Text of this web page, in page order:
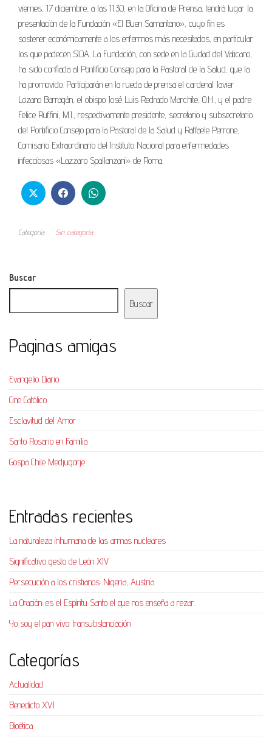
viernes, 17 diciembre, a las 11.30, en la Oficina de Prensa, tendrá lugar la
presentación de la Fundación «El Buen Samaritano», cuyo fin es
sostener económicamente a los enfermos más necesitados, en particular
los que padecen SIDA. La Fundación, con sede en la Ciudad del Vaticano,
ha sido confiada al Pontificio Consejo para la Pastoral de la Salud, que la
ha promovido. Participarán en la rueda de prensa el cardenal Javier
Lozano Barragán, el obispo José Luis Redrado Marchite, O.H., y el padre
Felice Ruffini, M.I., respectivamente presidente, secretario y subsecretario
del Pontificio Consejo para la Pastoral de la Salud y Raffaele Perrone,
Comisario Extraordinario del Instituto Nacional para enfermedades
infecciosas «Lazzaro Spallanzani» de Roma.
Categoría Sin categoría
Buscar
Buscar
Paginas amigas
Evangelio Diario
Cine Católico
Esclavitud del Amor
Santo Rosario en Familia
Gospa Chile Medjugorje
Entradas recientes
La naturaleza inhumana de las armas nucleares
Significativo gesto de León XIV
Persecución a los cristianos: Nigeria, Austria
La Oración: es el Espíritu Santo el que nos enseña a rezar.
Yo soy el pan vivo: transubstanciación
Categorías
Actualidad
Benedicto XVI
Bioética